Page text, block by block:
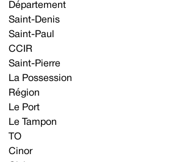
Département
Saint-Denis
Saint-Paul
CCIR
Saint-Pierre
La Possession
Région
Le Port
Le Tampon
TO
Cinor